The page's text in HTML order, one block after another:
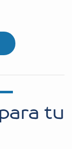
tu